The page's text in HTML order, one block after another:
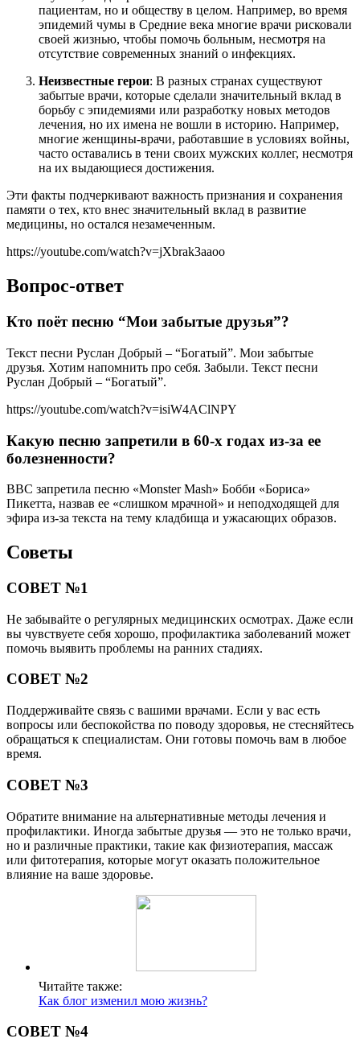
пациентам, но и обществу в целом. Например, во время
эпидемий чумы в Средние века многие врачи рисковали
своей жизнью, чтобы помочь больным, несмотря на
отсутствие современных знаний о инфекциях.
Неизвестные герои: В разных странах существуют
забытые врачи, которые сделали значительный вклад в
борьбу с эпидемиями или разработку новых методов
лечения, но их имена не вошли в историю. Например,
многие женщины-врачи, работавшие в условиях войны,
часто оставались в тени своих мужских коллег, несмотря
на их выдающиеся достижения.
Эти факты подчеркивают важность признания и сохранения
памяти о тех, кто внес значительный вклад в развитие
медицины, но остался незамеченным.
https://youtube.com/watch?v=jXbrak3aaoo
Вопрос-ответ
Кто поёт песню “Мои забытые друзья”?
Текст песни Руслан Добрый – “Богатый”. Мои забытые
друзья. Хотим напомнить про себя. Забыли. Текст песни
Руслан Добрый – “Богатый”.
https://youtube.com/watch?v=isiW4AClNPY
Какую песню запретили в 60-х годах из-за ее
болезненности?
BBC запретила песню «Monster Mash» Бобби «Бориса»
Пикетта, назвав ее «слишком мрачной» и неподходящей для
эфира из-за текста на тему кладбища и ужасающих образов.
Советы
СОВЕТ №1
Не забывайте о регулярных медицинских осмотрах. Даже если
вы чувствуете себя хорошо, профилактика заболеваний может
помочь выявить проблемы на ранних стадиях.
СОВЕТ №2
Поддерживайте связь с вашими врачами. Если у вас есть
вопросы или беспокойства по поводу здоровья, не стесняйтесь
обращаться к специалистам. Они готовы помочь вам в любое
время.
СОВЕТ №3
Обратите внимание на альтернативные методы лечения и
профилактики. Иногда забытые друзья — это не только врачи,
но и различные практики, такие как физиотерапия, массаж
или фитотерапия, которые могут оказать положительное
влияние на ваше здоровье.
Читайте также:
Как блог изменил мою жизнь?
СОВЕТ №4